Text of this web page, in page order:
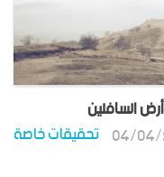
السافلين
تحقيقات خاصة 04/